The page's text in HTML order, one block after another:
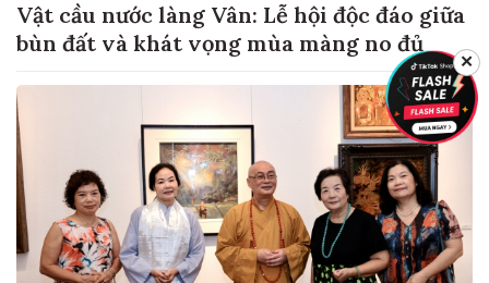
Vật cầu nước làng Vân: Lễ hội độc đáo giữa
bùn đất và khát vọng mùa màng no đủ
✕